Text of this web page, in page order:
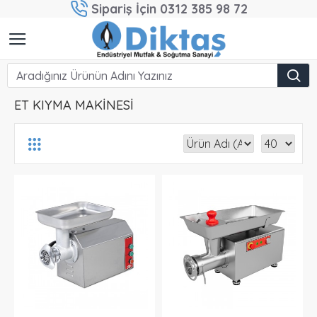
Sipariş İçin 0312 385 98 72
ET KIYMA MAKİNESİ